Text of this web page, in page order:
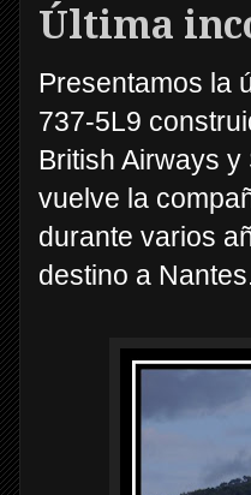
Última
Presentamos la
737-5L9
British Airways
vuelve la
durante varios
destino a